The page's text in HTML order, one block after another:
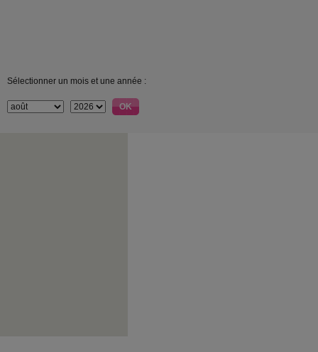
Sélectionner un mois et une année :